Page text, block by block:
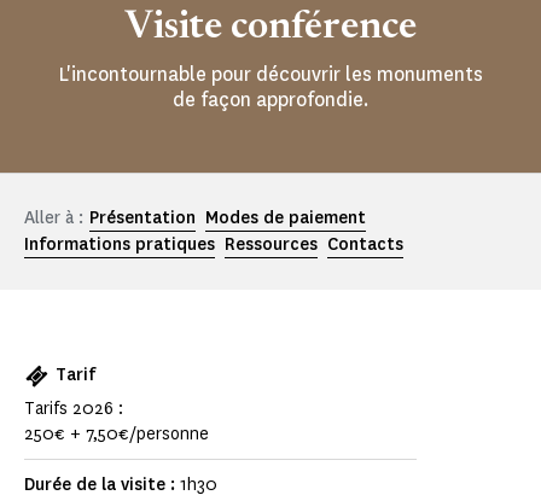
Visite conférence
L'incontournable pour découvrir les monuments
de façon approfondie.
Aller à : Présentation Modes de paiement
Informations pratiques Ressources Contacts
Tarif
Tarifs 2026 :
250€ + 7,50€/personne
Durée de la visite : 1h30